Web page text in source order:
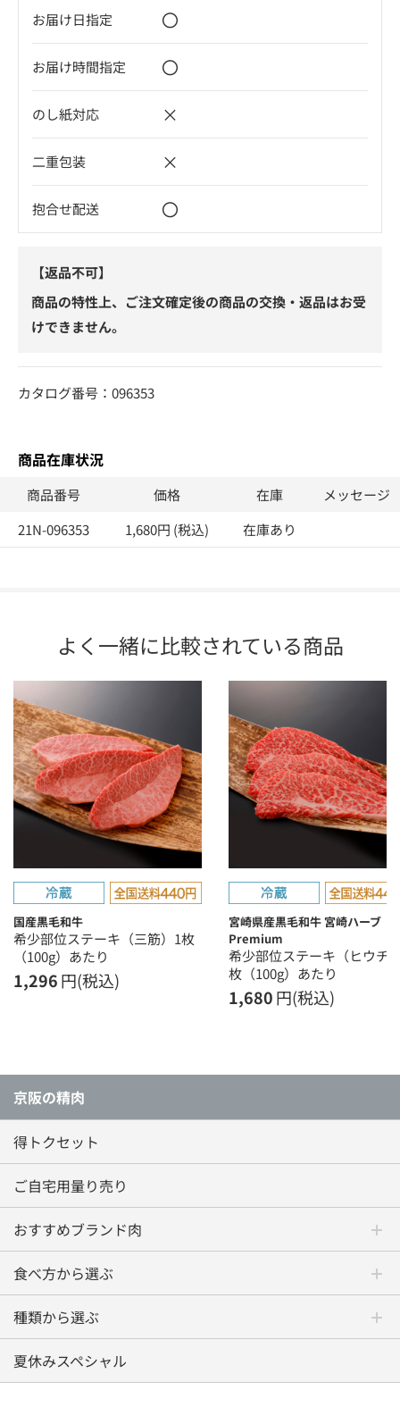
お届け日指定 〇
お届け時間指定 〇
のし紙対応 ×
二重包装 ×
抱合せ配送 〇
【返品不可】
商品の特性上、ご注文確定後の商品の交換・返品はお受
けできません。
カタログ番号：096353
商品在庫状況
商品番号 価格 在庫
メッセージ
21N-096353
1,680円 (税込) 在庫あり
よく一緒に比較されている商品
国産黒毛和牛
希少部位ステーキ（三筋）1枚
（100g）あたり
1,296円(税込)
宮崎県産黒毛和牛 宮崎ハーブ
Premium
希少部位ステーキ（ヒウチ
枚（100g）あたり
1,680円(税込)
京阪の精肉
得トクセット
ご自宅用量り売り
おすすめブランド肉
食べ方から選ぶ
種類から選ぶ
夏休みスペシャル